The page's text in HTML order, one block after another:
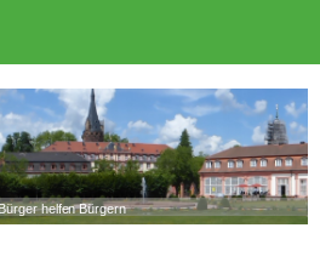
helfen Bürgern